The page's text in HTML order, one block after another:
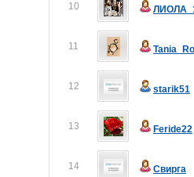
10
11
12 starik51
13 Feride22
14 Свирга